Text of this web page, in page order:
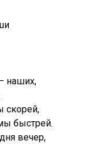
наших,
скорей,
быстрей.
вечер,